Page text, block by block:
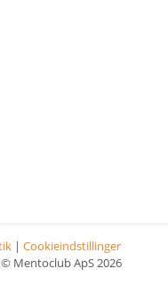
| Cookieindstillinger
© Mentoclub ApS 2026